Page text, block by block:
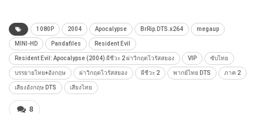
1080P 2004 Apocalypse BrRip.DTS.x264 megaup
MINI-HD Pandafiles Resident Evil
Resident Evil: Apocalypse (2004) ผีชีวะ 2 ผ่าวิกฤตไวรัสสยอง VIP ซับไทย
บรรยายไทย+อังกฤษ ผ่าวิกฤตไวรัสสยอง ผีชีวะ 2 พากย์ไทย DTS ภาค 2
เสียงอังกฤษ DTS เสียงไทย
8